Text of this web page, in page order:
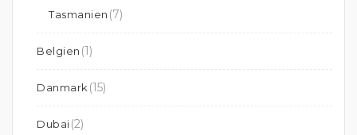
Tasmanien (7)
Belgien (1)
Danmark (15)
Dubai(2)